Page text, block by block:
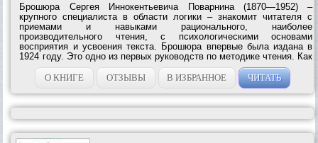
Брошюра Сергея Иннокентьевича Поварнина (1870—1952) –
крупного специалиста в области логики – знакомит читателя с
приемами и навыками рационального, наиболее
производительного чтения, с психологическими основами
восприятия и усвоения текста. Брошюра впервые была издана в
1924 году. Это одно из первых руководств по методике чтения. Как
писал C. И. Пoварнин в предисловии к изданию 1924 года, – это
«краткое введение в искусство чтения»....
О КНИГЕ ОТЗЫВЫ В ИЗБРАННОЕ ЧИТАТЬ